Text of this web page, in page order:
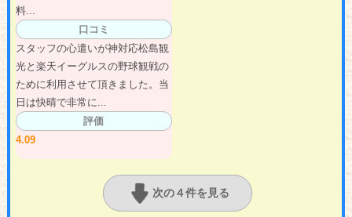
料...
口コミ
スタッフの心遣いが神対応松島観
光と楽天イーグルスの野球観戦の
ために利用させて頂きました。当
日は快晴で非常に...
評価
4.09
次の４件を見る